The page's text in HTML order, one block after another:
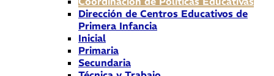
Dirección de Centros Educativos de
Primera Infancia
Inicial
Primaria
Secundaria